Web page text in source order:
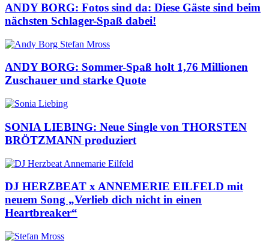
ANDY BORG: Fotos sind da: Diese Gäste sind beim
nächsten Schlager-Spaß dabei!
ANDY BORG: Sommer-Spaß holt 1,76 Millionen
Zuschauer und starke Quote
SONIA LIEBING: Neue Single von THORSTEN
BRÖTZMANN produziert
DJ HERZBEAT x ANNEMERIE EILFELD mit
neuem Song „Verlieb dich nicht in einen
Heartbreaker“